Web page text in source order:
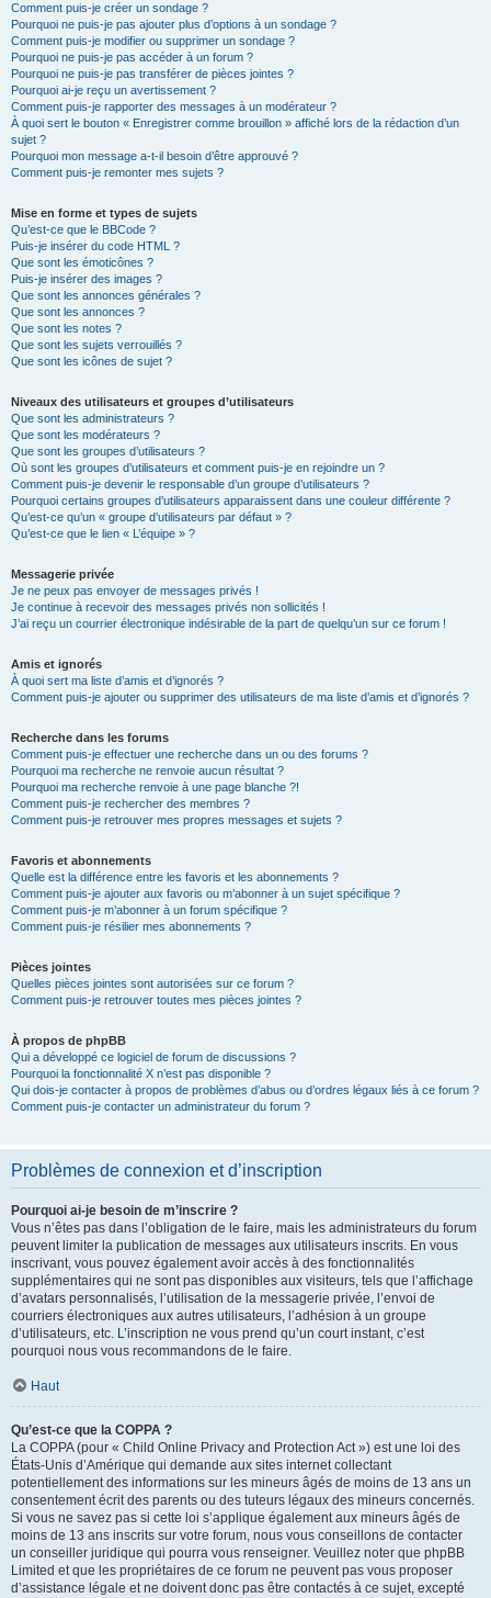
Comment puis-je créer un sondage ?
Pourquoi ne puis-je pas ajouter plus d’options à un sondage ?
Comment puis-je modifier ou supprimer un sondage ?
Pourquoi ne puis-je pas accéder à un forum ?
Pourquoi ne puis-je pas transférer de pièces jointes ?
Pourquoi ai-je reçu un avertissement ?
Comment puis-je rapporter des messages à un modérateur ?
À quoi sert le bouton « Enregistrer comme brouillon » affiché lors de la rédaction d’un
sujet ?
Pourquoi mon message a-t-il besoin d’être approuvé ?
Comment puis-je remonter mes sujets ?
Mise en forme et types de sujets
Qu’est-ce que le BBCode ?
Puis-je insérer du code HTML ?
Que sont les émoticônes ?
Puis-je insérer des images ?
Que sont les annonces générales ?
Que sont les annonces ?
Que sont les notes ?
Que sont les sujets verrouillés ?
Que sont les icônes de sujet ?
Niveaux des utilisateurs et groupes d’utilisateurs
Que sont les administrateurs ?
Que sont les modérateurs ?
Que sont les groupes d’utilisateurs ?
Où sont les groupes d’utilisateurs et comment puis-je en rejoindre un ?
Comment puis-je devenir le responsable d’un groupe d’utilisateurs ?
Pourquoi certains groupes d’utilisateurs apparaissent dans une couleur différente ?
Qu’est-ce qu’un « groupe d’utilisateurs par défaut » ?
Qu’est-ce que le lien « L’équipe » ?
Messagerie privée
Je ne peux pas envoyer de messages privés !
Je continue à recevoir des messages privés non sollicités !
J’ai reçu un courrier électronique indésirable de la part de quelqu’un sur ce forum !
Amis et ignorés
À quoi sert ma liste d’amis et d’ignorés ?
Comment puis-je ajouter ou supprimer des utilisateurs de ma liste d’amis et d’ignorés ?
Recherche dans les forums
Comment puis-je effectuer une recherche dans un ou des forums ?
Pourquoi ma recherche ne renvoie aucun résultat ?
Pourquoi ma recherche renvoie à une page blanche ?!
Comment puis-je rechercher des membres ?
Comment puis-je retrouver mes propres messages et sujets ?
Favoris et abonnements
Quelle est la différence entre les favoris et les abonnements ?
Comment puis-je ajouter aux favoris ou m’abonner à un sujet spécifique ?
Comment puis-je m’abonner à un forum spécifique ?
Comment puis-je résilier mes abonnements ?
Pièces jointes
Quelles pièces jointes sont autorisées sur ce forum ?
Comment puis-je retrouver toutes mes pièces jointes ?
À propos de phpBB
Qui a développé ce logiciel de forum de discussions ?
Pourquoi la fonctionnalité X n’est pas disponible ?
Qui dois-je contacter à propos de problèmes d’abus ou d’ordres légaux liés à ce forum ?
Comment puis-je contacter un administrateur du forum ?
Problèmes de connexion et d’inscription
Pourquoi ai-je besoin de m’inscrire ?
Vous n’êtes pas dans l’obligation de le faire, mais les administrateurs du forum
peuvent limiter la publication de messages aux utilisateurs inscrits. En vous
inscrivant, vous pouvez également avoir accès à des fonctionnalités
supplémentaires qui ne sont pas disponibles aux visiteurs, tels que l’affichage
d’avatars personnalisés, l’utilisation de la messagerie privée, l’envoi de
courriers électroniques aux autres utilisateurs, l’adhésion à un groupe
d’utilisateurs, etc. L’inscription ne vous prend qu’un court instant, c’est
pourquoi nous vous recommandons de le faire.
Haut
Qu’est-ce que la COPPA ?
La COPPA (pour « Child Online Privacy and Protection Act ») est une loi des
États-Unis d’Amérique qui demande aux sites internet collectant
potentiellement des informations sur les mineurs âgés de moins de 13 ans un
consentement écrit des parents ou des tuteurs légaux des mineurs concernés.
Si vous ne savez pas si cette loi s’applique également aux mineurs âgés de
moins de 13 ans inscrits sur votre forum, nous vous conseillons de contacter
un conseiller juridique qui pourra vous renseigner. Veuillez noter que phpBB
Limited et que les propriétaires de ce forum ne peuvent pas vous proposer
d’assistance légale et ne doivent donc pas être contactés à ce sujet, excepté